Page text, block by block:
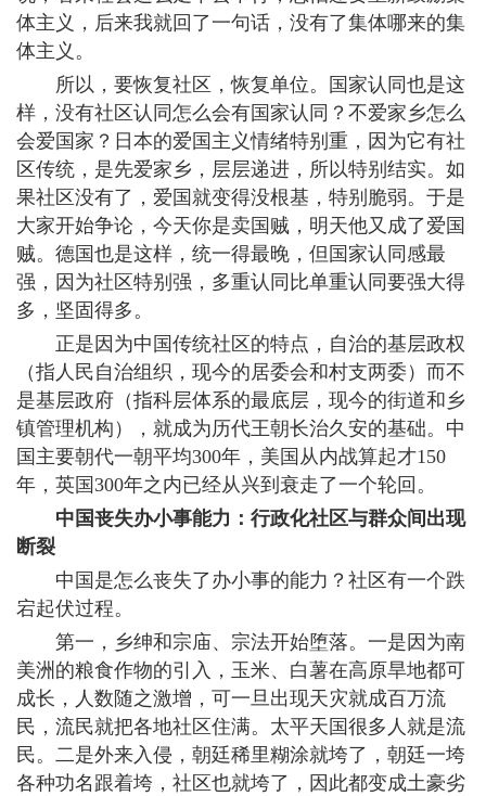
体主义，后来我就回了一句话，没有了集体哪来的集
体主义。
所以，要恢复社区，恢复单位。国家认同也是这
样，没有社区认同怎么会有国家认同？不爱家乡怎么
会爱国家？日本的爱国主义情绪特别重，因为它有社
区传统，是先爱家乡，层层递进，所以特别结实。如
果社区没有了，爱国就变得没根基，特别脆弱。于是
大家开始争论，今天你是卖国贼，明天他又成了爱国
贼。德国也是这样，统一得最晚，但国家认同感最
强，因为社区特别强，多重认同比单重认同要强大得
多，坚固得多。
正是因为中国传统社区的特点，自治的基层政权
（指人民自治组织，现今的居委会和村支两委）而不
是基层政府（指科层体系的最底层，现今的街道和乡
镇管理机构），就成为历代王朝长治久安的基础。中
国主要朝代一朝平均300年，美国从内战算起才150
年，英国300年之内已经从兴到衰走了一个轮回。
中国丧失办小事能力：行政化社区与群众间出现
断裂
中国是怎么丧失了办小事的能力？社区有一个跌
宕起伏过程。
第一，乡绅和宗庙、宗法开始堕落。一是因为南
美洲的粮食作物的引入，玉米、白薯在高原旱地都可
成长，人数随之激增，可一旦出现天灾就成百万流
民，流民就把各地社区住满。太平天国很多人就是流
民。二是外来入侵，朝廷稀里糊涂就垮了，朝廷一垮
各种功名跟着垮，社区也就垮了，因此都变成土豪劣